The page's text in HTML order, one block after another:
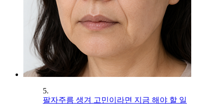
5.
팔자주름 생겨 고민이라면 지금 해야 할 일